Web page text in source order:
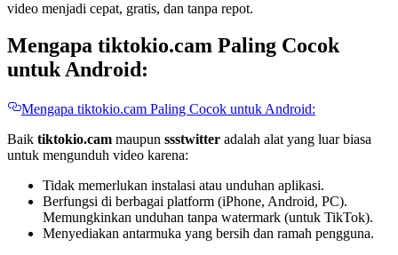
video menjadi cepat, gratis, dan tanpa repot.
Mengapa tiktokio.cam Paling Cocok
untuk Android:
Mengapa tiktokio.cam Paling Cocok untuk Android:
Baik tiktokio.cam maupun ssstwitter adalah alat yang luar biasa
untuk mengunduh video karena:
Tidak memerlukan instalasi atau unduhan aplikasi.
Berfungsi di berbagai platform (iPhone, Android, PC).
Memungkinkan unduhan tanpa watermark (untuk TikTok).
Menyediakan antarmuka yang bersih dan ramah pengguna.